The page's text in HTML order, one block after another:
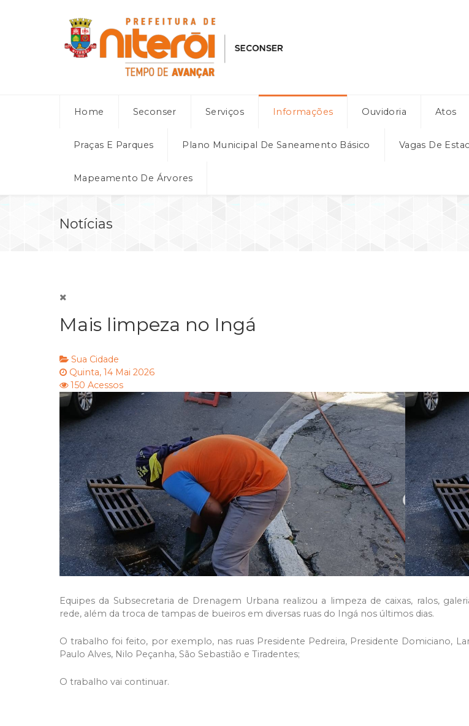
Home Seconser Serviços Informações Ouvidoria Atos
Praças E Parques Plano Municipal De Saneamento Básico Vagas De
Mapeamento De Árvores
Notícias
Mais limpeza no Ingá
Sua Cidade
Quinta, 14 Mai 2026
150 Acessos
Equipes da Subsecretaria de Drenagem Urbana realizou a limpeza de caixas, ralos,
rede, além da troca de tampas de bueiros em diversas ruas do Ingá nos últimos dias.
O trabalho foi feito, por exemplo, nas ruas Presidente Pedreira, Presidente Domiciano,
Paulo Alves, Nilo Peçanha, São Sebastião e Tiradentes;
O trabalho vai continuar.